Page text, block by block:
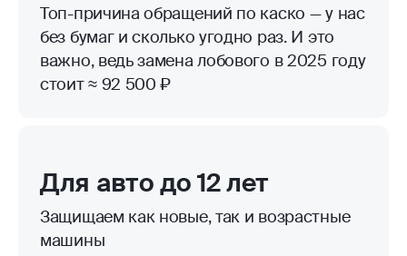
Топ-причина обращений по каско — у нас
без бумаг и сколько угодно раз. И это
важно, ведь замена лобового в 2025 году
стоит ≈ 92 500 ₽
Для авто до 12 лет
Защищаем как новые, так и возрастные
машины